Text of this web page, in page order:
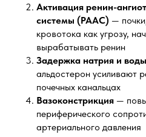
Активация ренин-
системы (РААС) —
кровотока как угрозу,
вырабатывать ренин
Задержка натрия и воды
альдостерон усиливают
почечных канальцах
Вазоконстрикция —
периферического
артериального давления